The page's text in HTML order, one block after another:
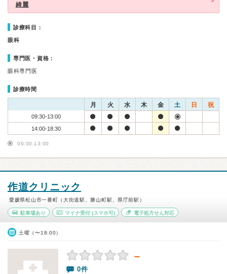
綺麗
診療科目：
眼科
専門医・資格：
眼科専門医
診療時間
月 火 水 木 金 土 日 祝
09:30-13:00
14:00-18:30
09:00-13:00
作道クリニック
愛媛県松山市一番町（大街道駅、勝山町駅、県庁前駅）
駐車場あり マイナ受付(スマホ可) 電子処方せん対応
土曜（〜18:00）
－
0件